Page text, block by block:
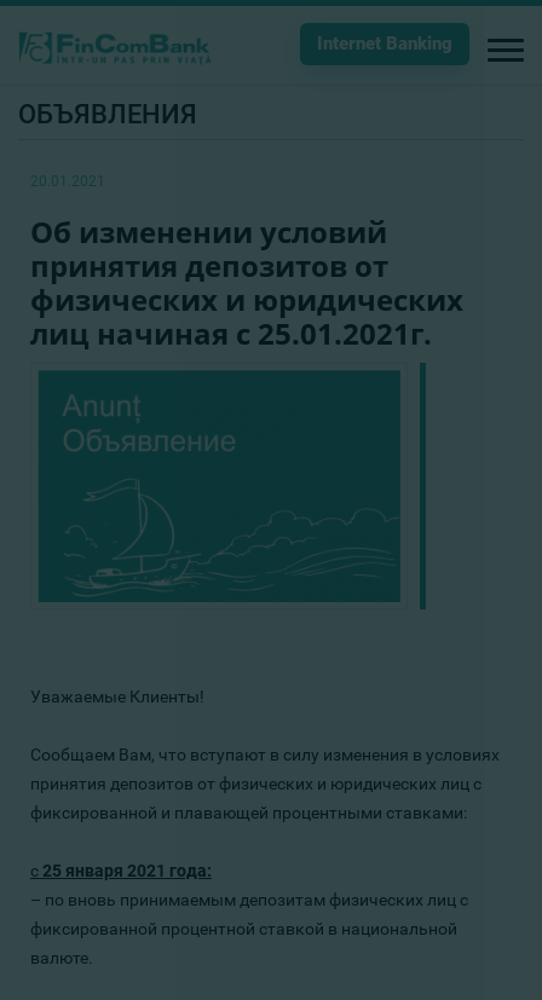
Internet Banking
ОБЪЯВЛЕНИЯ
20.01.2021
Об изменении условий
принятия депозитов от
физических и юридических
лиц начиная с 25.01.2021г.
Уважаемые Клиенты!
Сообщаем Вам, что вступают в силу изменения в условиях
принятия депозитов от физических и юридических лиц с
фиксированной и плавающей процентными ставками:
с 25 января 2021 года:
– по вновь принимаемым депозитам физических лиц с
фиксированной процентной ставкой в национальной
валюте.